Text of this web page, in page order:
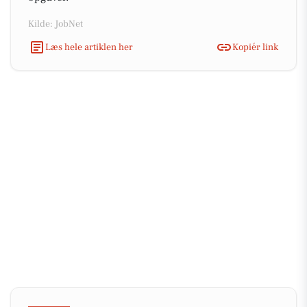
Kilde: JobNet
Læs hele artiklen her
Kopiér link